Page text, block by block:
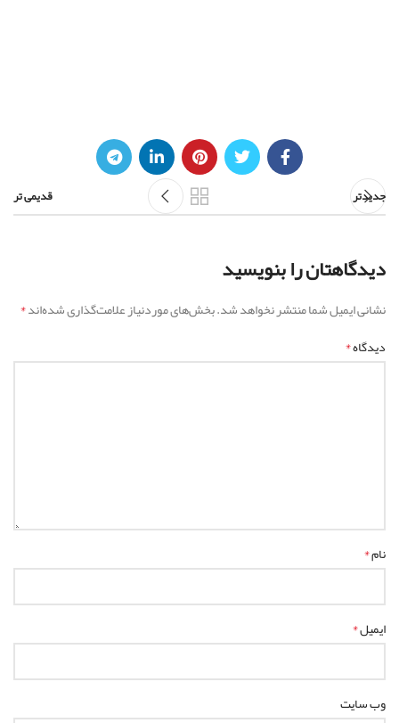
جدیدتر قدیمی تر
دیدگاهتان را بنویسید
نشانی ایمیل شما منتشر نخواهد شد.بخش‌های موردنیاز علامت‌گذاری شده‌اند*
دیدگاه*
نام*
ایمیل*
وب‌ سایت